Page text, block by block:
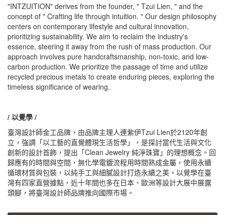
"INTZUITION" derives from the founder, " Tzui Lien, " and the
concept of " Crafting life through intuition. " Our design philosophy
centers on contemporary lifestyle and cultural innovation,
prioritizing sustainability. We aim to reclaim the industry's
essence, steering it away from the rush of mass production. Our
approach involves pure handcraftsmanship, non-toxic, and low-
carbon production. We prioritize the passage of time and utilize
recycled precious metals to create enduring pieces, exploring the
timeless significance of wearing.
/ 以覺學 /
臺灣設計師金工品牌，由品牌主理人連紫伊Tzui Lien於2120年創
立，強調「以工藝的直覺體現生活哲學」，是探討當代生活與文化
創新的設計首飾，提出「Clean Jewelry 純淨珠寶」的理想概念。回
歸應有的時間與空間，無化學電鍍流程用時間熟成金屬，使用永續
循環材質與包裝，以純手工與細膩設計打造永續之美。以覺學在臺
灣有四家直營據點，近十年間也多在日本、歐洲等設計大展中展露
頭腳，將臺灣設計師品牌推向國際市場。